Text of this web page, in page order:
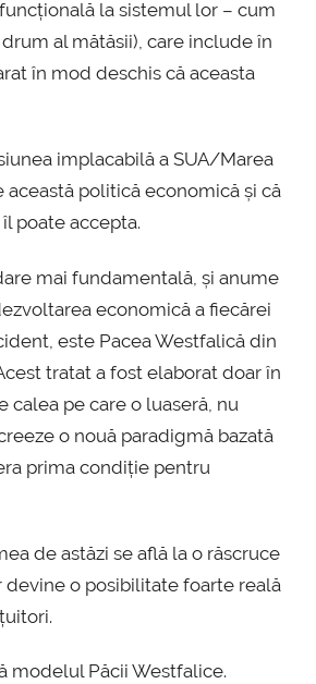
la sistemul lor – cum
al mătăsii), care include în
în mod deschis că aceasta
implacabilă a SUA/Marea
politică economică și că
poate accepta.
mai fundamentală, și anume
economică a fiecărei
este Pacea Westfalică din
tratat a fost elaborat doar în
pe care o luaseră, nu
o nouă paradigmă bazată
prima condiție pentru
de astăzi se află la o răscruce
o posibilitate foarte reală
modelul Păcii Westfalice.